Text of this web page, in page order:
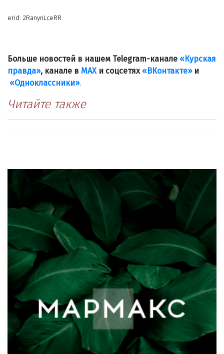
erid: 2RanynLceRR
Больше новостей в нашем Telegram-канале «Курская
правда», канале в МАХ и соцсетях «ВКонтакте»и
«Одноклассники».
Читайте также